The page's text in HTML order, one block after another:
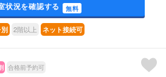
状況を確認する 無料
2階以上 ネット接続可
合格前予約可